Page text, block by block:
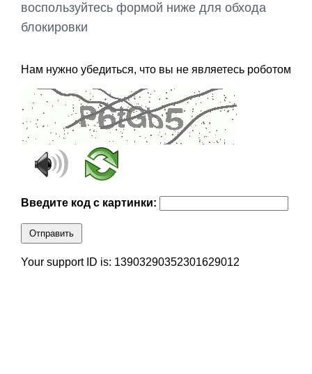
воспользуйтесь формой ниже для обхода
блокировки
Нам нужно убедиться, что вы не являетесь роботом
Введите код с картинки:
Отправить
Your support ID is: 13903290352301629012